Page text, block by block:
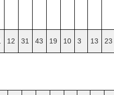
12 31 43 19 10 3 13 23